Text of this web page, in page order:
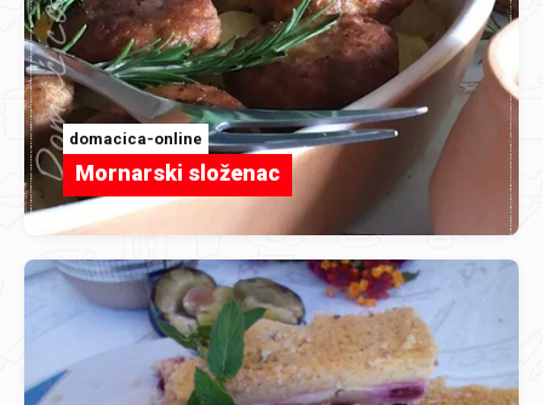
domacica-online
Mornarski složenac